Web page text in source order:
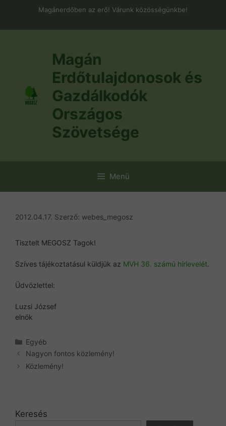
Magánerdőben az erő! Várunk közösségünkbe!
Magán
Erdőtulajdonosok és
Gazdálkodók
Országos
Szövetsége
Menü
2012.04.17. Szerző: webes_megosz
Tisztelt MEGOSZ Tagok!
Szíves tájékoztatásul küldjük az MVH 36. számú hírlevelét.
Üdvözlettel:
Luzsi József
elnök
Kategória
Egyéb
Nagyon fontos közlemény!
Közlemény!
Keresés